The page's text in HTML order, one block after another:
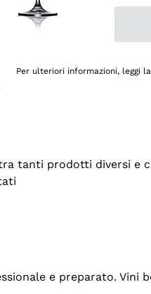
tanti prodotti diversi e
e preparato.
Per ulteriori informazioni, leggi